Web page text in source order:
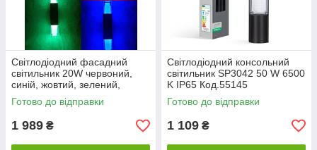
Світлодіодний фасадний
світильник 20W червоний,
синій, жовтий, зелений,
жовто-синій Код.59286
Готово до відправки
1 989 ₴
Світлодіодний консольний
світильник SP3042 50 W 6500
K IP65 Код.55145
Готово до відправки
1 109 ₴